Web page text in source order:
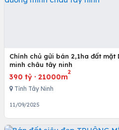
Chính chủ gửi bán 2,1ha đất mặt DT 784 truông mít dương
minh châu tây ninh
390 tỷ · 21000m
2
Tỉnh Tây Ninh
11/09/2025